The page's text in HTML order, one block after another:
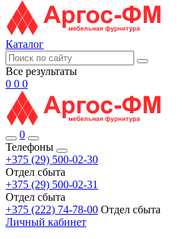
Каталог
Все результаты
0 0 0
0
Телефоны
+375 (29) 500-02-30
Отдел сбыта
+375 (29) 500-02-31
Отдел сбыта
+375 (222) 74-78-00 Отдел сбыта
Личный кабинет